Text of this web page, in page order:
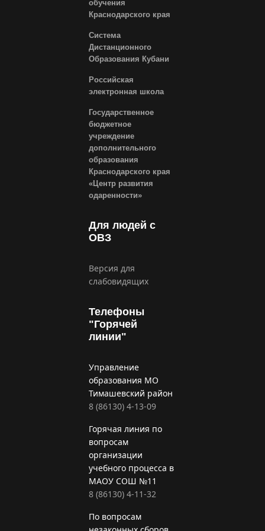
обучения
Краснодарского края
Система
Дистанционного
Образования Кубани
Российская
электронная школа
Государственное
бюджетное
учреждение
дополнительного
образования
Краснодарского края
«Центр развития
одаренности»
Для людей с
ОВЗ
Версия для
слабовидящих
Телефоны
"Горячей
линии"
Управление
образования МО
Тимашевский район
8 (86130) 4-13-09
Горячая линия по
вопросам
организации
учебного процесса в
МАОУ СОШ №11
8 (86130) 4-11-32
По вопросам